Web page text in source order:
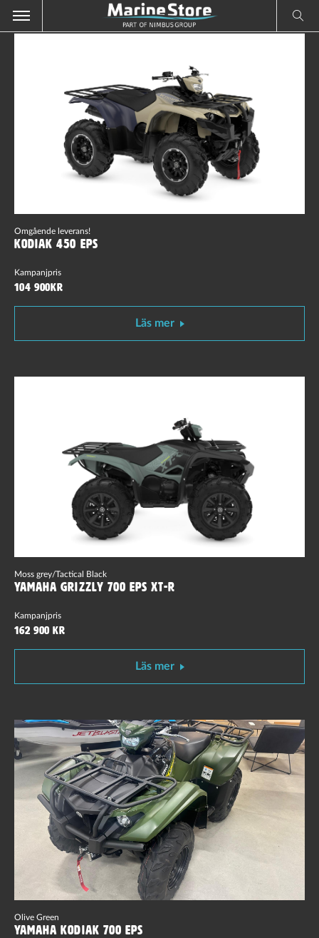
Omgående leverans!
Kodiak 450 EPS
Kampanjpris
104 900kr
Läs mer
Moss grey/Tactical Black
Yamaha Grizzly 700 EPS XT-R
Kampanjpris
162 900 kr
Läs mer
Olive Green
Yamaha Kodiak 700 EPS